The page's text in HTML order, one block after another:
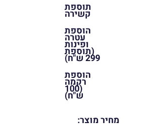
תוספת
קשירה
הוספת
עטרה
ופינות
(תוספת
299 ש"ח)
הוספת
רקמה
(100
ש"ח)
מחיר מוצר: